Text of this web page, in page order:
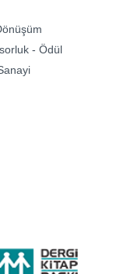
- Ödül